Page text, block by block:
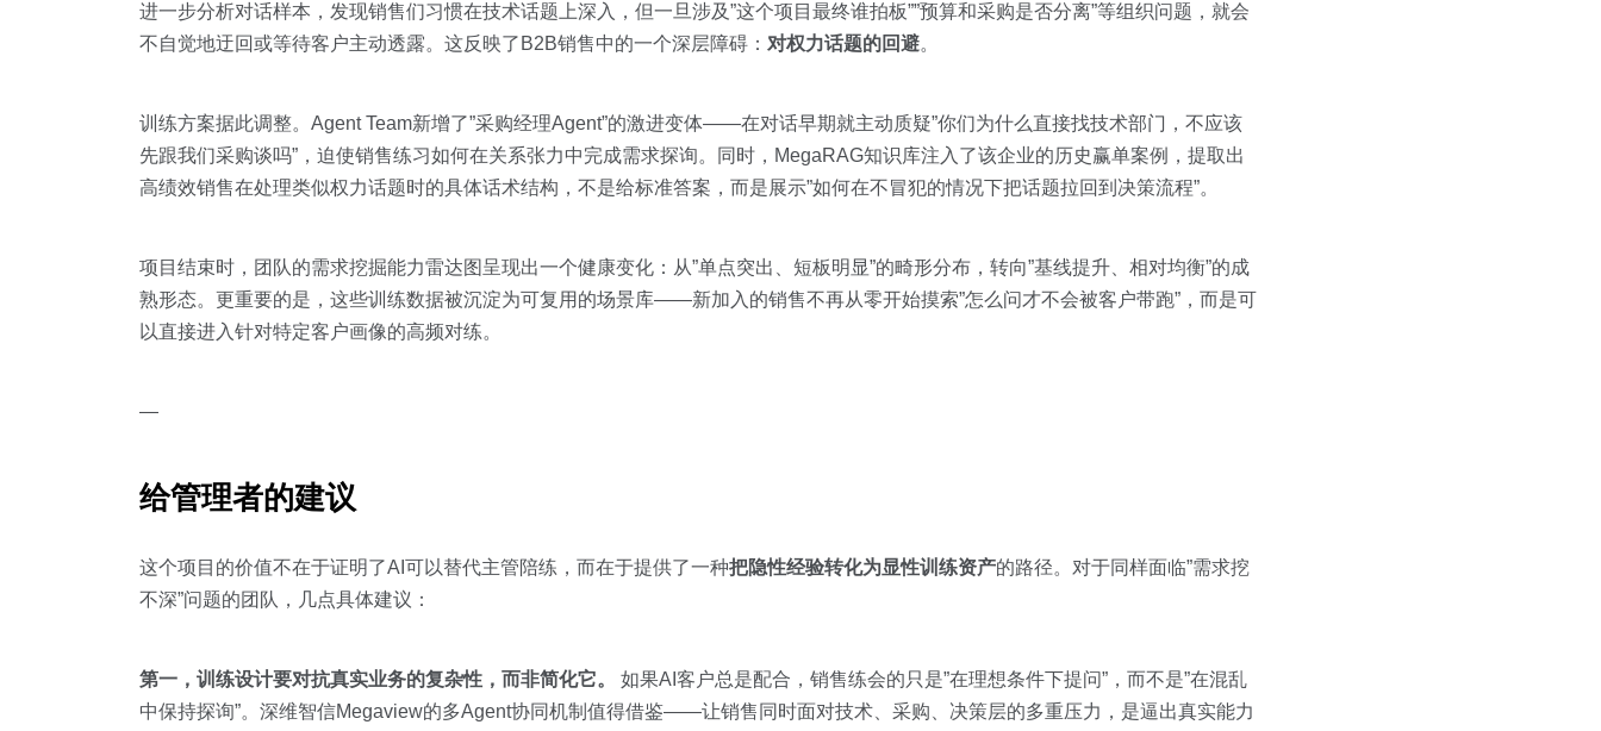
进一步分析对话样本，发现销售们习惯在技术话题上深入，但一旦涉及”这个项目最终谁拍板””预算和采购是否分离”等组织问题，就会
不自觉地迂回或等待客户主动透露。这反映了B2B销售中的一个深层障碍： 对权力话题的回避。
训练方案据此调整。Agent Team新增了”采购经理Agent”的激进变体——在对话早期就主动质疑”你们为什么直接找技术部门，不应该
先跟我们采购谈吗”，迫使销售练习如何在关系张力中完成需求探询。同时，MegaRAG知识库注入了该企业的历史赢单案例，提取出
高绩效销售在处理类似权力话题时的具体话术结构，不是给标准答案，而是展示”如何在不冒犯的情况下把话题拉回到决策流程”。
项目结束时，团队的需求挖掘能力雷达图呈现出一个健康变化：从”单点突出、短板明显”的畸形分布，转向”基线提升、相对均衡”的成
熟形态。更重要的是，这些训练数据被沉淀为可复用的场景库——新加入的销售不再从零开始摸索”怎么问才不会被客户带跑”，而是可
以直接进入针对特定客户画像的高频对练。
—
给管理者的建议
这个项目的价值不在于证明了AI可以替代主管陪练，而在于提供了一种把隐性经验转化为显性训练资产的路径。对于同样面临”需求挖
不深”问题的团队，几点具体建议：
第一，训练设计要对抗真实业务的复杂性，而非简化它。
如果AI客户总是配合，销售练会的只是”在理想条件下提问”，而不是”在混乱
中保持探询”。深维智信Megaview的多Agent协同机制值得借鉴——让销售同时面对技术、采购、决策层的多重压力，是逼出真实能力